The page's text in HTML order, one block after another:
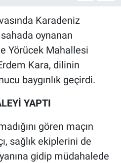
Karadeniz
oynanan
Yörücek Mahallesi
Kara, dilinin
baygınlık geçirdi.
YAPTI
gören maçın
sağlık ekiplerini de
gidip müdahalede